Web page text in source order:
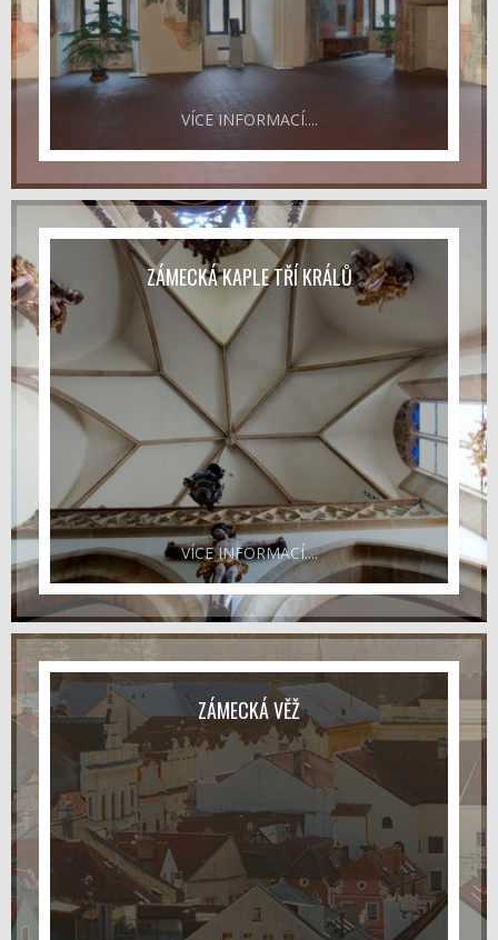
VÍCE INFORMACÍ....
ZÁMECKÁ KAPLE TŘÍ KRÁLŮ
VÍCE INFORMACÍ....
ZÁMECKÁ VĚŽ